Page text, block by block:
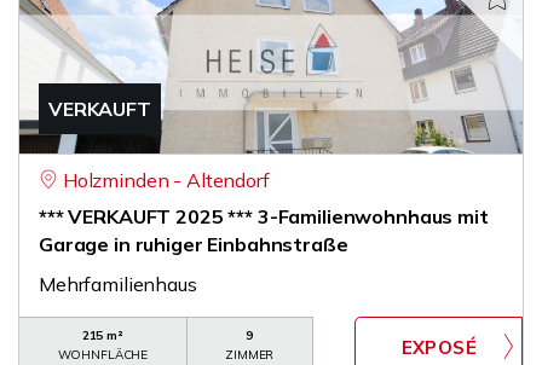
VERKAUFT
Holzminden - Altendorf
*** VERKAUFT 2025 *** 3-Familienwohnhaus mit
Garage in ruhiger Einbahnstraße
Mehrfamilienhaus
215 m²
WOHNFLÄCHE
9
ZIMMER